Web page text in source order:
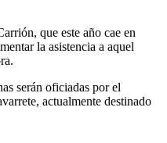
que este año cae en
la asistencia a aquel
serán oficiadas por el
actualmente destinado